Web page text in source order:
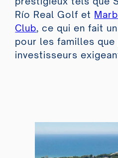
Río Real Golf et
Club, ce qui en fait
pour les familles que
investisseurs